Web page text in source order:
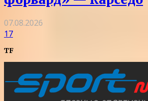
07.08.2026
17
TF